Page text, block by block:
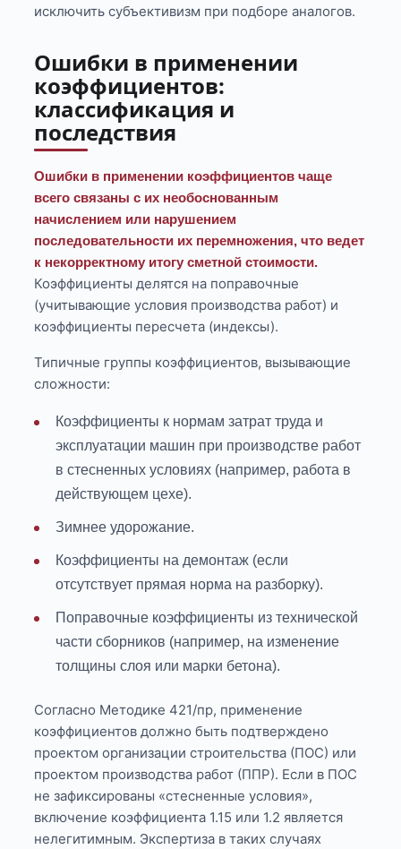
исключить субъективизм при подборе аналогов.
Ошибки в применении
коэффициентов:
классификация и
последствия
Ошибки в применении коэффициентов чаще
всего связаны с их необоснованным
начислением или нарушением
последовательности их перемножения, что ведет
к некорректному итогу сметной стоимости.
Коэффициенты делятся на поправочные
(учитывающие условия производства работ) и
коэффициенты пересчета (индексы).
Типичные группы коэффициентов, вызывающие
сложности:
Коэффициенты к нормам затрат труда и
эксплуатации машин при производстве работ
в стесненных условиях (например, работа в
действующем цехе).
Зимнее удорожание.
Коэффициенты на демонтаж (если
отсутствует прямая норма на разборку).
Поправочные коэффициенты из технической
части сборников (например, на изменение
толщины слоя или марки бетона).
Согласно Методике 421/пр, применение
коэффициентов должно быть подтверждено
проектом организации строительства (ПОС) или
проектом производства работ (ППР). Если в ПОС
не зафиксированы «стесненные условия»,
включение коэффициента 1.15 или 1.2 является
нелегитимным. Экспертиза в таких случаях